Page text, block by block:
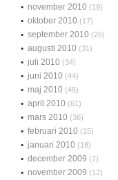
november 2010 (19)
oktober 2010 (17)
september 2010 (26)
augusti 2010 (31)
juli 2010 (34)
juni 2010 (44)
maj 2010 (45)
april 2010 (61)
mars 2010 (36)
februari 2010 (15)
januari 2010 (18)
december 2009 (7)
november 2009 (12)